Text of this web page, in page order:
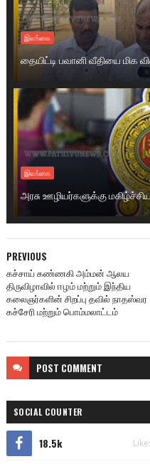
இலங்கை
தையிட்டி பவானி வீதியை மிக
இலங்கை
அரசு ஊழியர்களுக்கு
PREVIOUS
கச்சாய் கண்ணகி அம்மன் ஆலய
திருவிழாவில் ஈழம் மற்றும் இந்திய
கலைஞர்களின் சிறப்பு தவில் நாதஸ்வர
கச்சேரி மற்றும் பொம்மலாட்டம்
POST COMMENT
SOCIAL COUNTER
18.5k